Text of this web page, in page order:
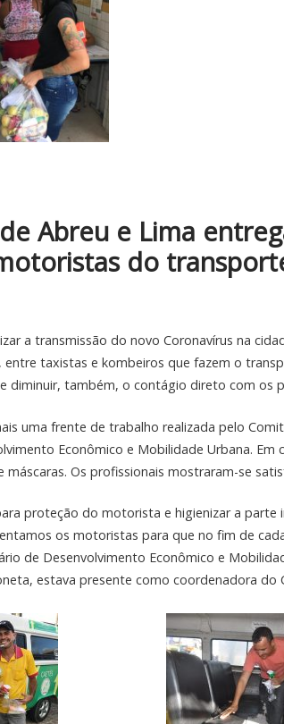
Abreu e Lima
do
a transmissão do novo Coronavírus na
taxistas e kombeiros que fazem o
diminuir, também, o contágio direto com os
uma frente de trabalho realizada pelo
Econômico e Mobilidade Urbana.
máscaras. Os profissionais mostraram-se
proteção do motorista e higienizar a
os motoristas para que no fim de
de Desenvolvimento Econômico e
estava presente como coordenadora do